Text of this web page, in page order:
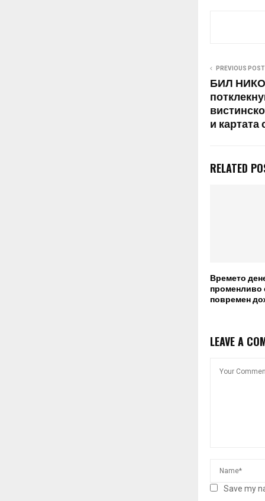
PREVIOUS POST
БИЛ
и картата
RELATED
Времето
променливо
повремен
LEAVE A
Save my